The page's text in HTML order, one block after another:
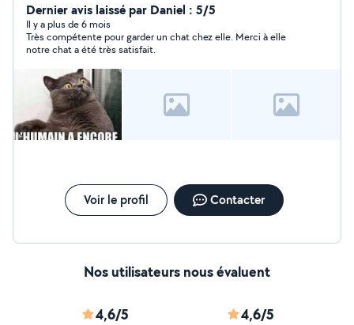
brosser, nettoyer les litières, sortir votre compagnon,
pendant votre travail ou vos absences, nourrir vos
poissons, ou votre lapin et arroser vos plantes, mes
enfants sont souvent avec moi et ravis de jouer et
câliner vos boules de poils ou d'écailles. J'ai plusieurs
recommandations, sur différentes espèces d'animaux,
chien, chat, lapin, poisson.... N'hésitez pas si vous voulez
plus d'informations, belle journée
Dernier avis laissé par Daniel : 5/5
Il y a plus de 6 mois
Très compétente pour garder un chat chez elle. Merci à elle
notre chat a été très satisfait.
Voir le profil Contacter
Nos utilisateurs nous évaluent
4,6/5 4,6/5